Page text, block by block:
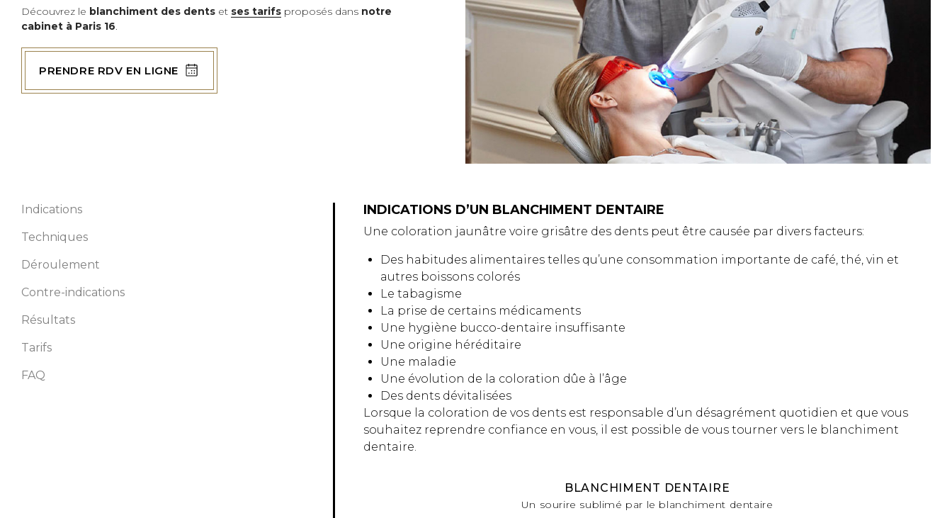
courtes
dents
Découvrez le blanchiment des dents et ses tarifs proposés dans notre
cabinet à Paris 16.
PRENDRE RDV EN LIGNE
Indications
Techniques
Déroulement
Contre-indications
Résultats
Tarifs
FAQ
INDICATIONS D’UN BLANCHIMENT DENTAIRE
Une coloration jaunâtre voire grisâtre des dents peut être causée par divers facteurs:
Des habitudes alimentaires telles qu’une consommation importante de café, thé, vin et
autres boissons colorés
Le tabagisme
La prise de certains médicaments
Une hygiène bucco-dentaire insuffisante
Une origine héréditaire
Une maladie
Une évolution de la coloration dûe à l’âge
Des dents dévitalisées
Lorsque la coloration de vos dents est responsable d’un désagrément quotidien et que vous
souhaitez reprendre confiance en vous, il est possible de vous tourner vers le blanchiment
dentaire.
BLANCHIMENT DENTAIRE
Un sourire sublimé par le blanchiment dentaire